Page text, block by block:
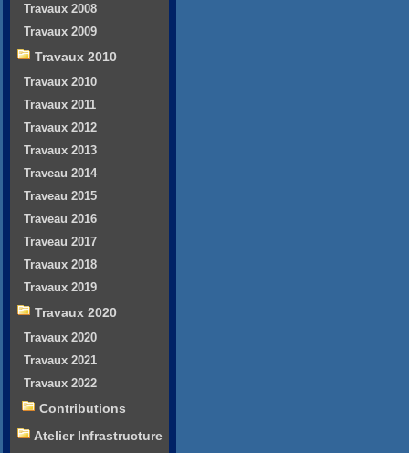
Travaux 2008
Travaux 2009
Travaux 2010
Travaux 2010
Travaux 2011
Travaux 2012
Travaux 2013
Traveau 2014
Traveau 2015
Traveau 2016
Traveau 2017
Travaux 2018
Travaux 2019
Travaux 2020
Travaux 2020
Travaux 2021
Travaux 2022
Contributions
Atelier Infrastructure